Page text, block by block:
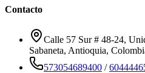
Contacto
Calle 57 Sur # 48-24,
Sabaneta, Antioquia,
573054689400 /